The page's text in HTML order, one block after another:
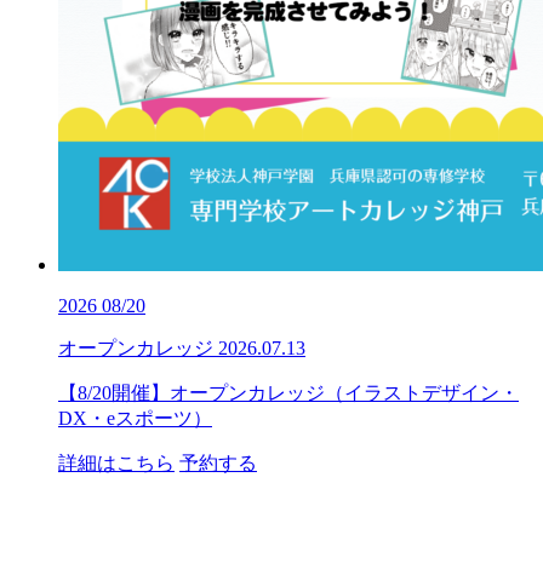
2026 08/20
オープンカレッジ 2026.07.13
【8/20開催】オープンカレッジ（イラストデザイン・
DX・eスポーツ）
詳細はこちら 予約する